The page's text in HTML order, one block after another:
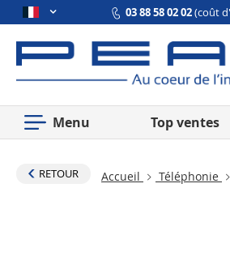
03 88 58 02 02(coût
Menu Top ventes
RETOUR Accueil Téléphonie